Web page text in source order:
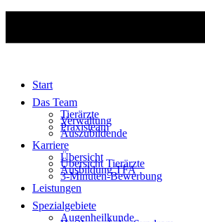
Start
Das Team
Tierärzte
Verwaltung
Praxisteam
Auszubildende
Karriere
Übersicht
Übersicht Tierärzte
Ausbildung TFA
3-Minuten-Bewerbung
Leistungen
Spezialgebiete
Augenheilkunde